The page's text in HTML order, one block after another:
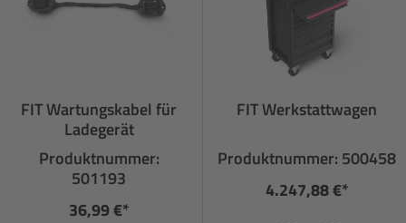
FIT Wartungskabel für
Ladegerät
Produktnummer:
501193
36,99 €*
FIT Werkstattwagen
Produktnummer: 500458
4.247,88 €*